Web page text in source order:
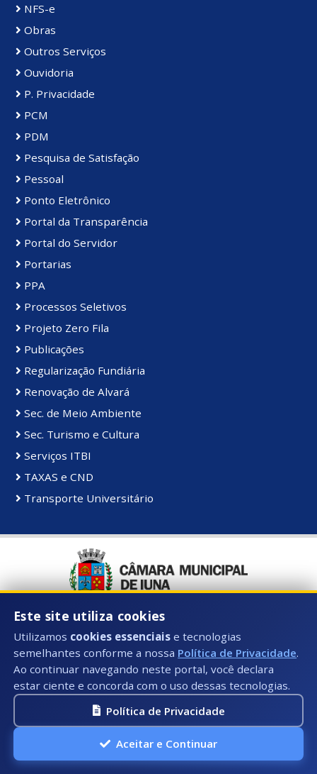
NFS-e
Obras
Outros Serviços
Ouvidoria
P. Privacidade
PCM
PDM
Pesquisa de Satisfação
Pessoal
Ponto Eletrônico
Portal da Transparência
Portal do Servidor
Portarias
PPA
Processos Seletivos
Projeto Zero Fila
Publicações
Regularização Fundiária
Renovação de Alvará
Sec. de Meio Ambiente
Sec. Turismo e Cultura
Serviços ITBI
TAXAS e CND
Transporte Universitário
Este site utiliza cookies
Utilizamos cookies essenciais e tecnologias
semelhantes conforme a nossa Política de Privacidade.
Ao continuar navegando neste portal, você declara
estar ciente e concorda com o uso dessas tecnologias.
Política de Privacidade
Aceitar e Continuar